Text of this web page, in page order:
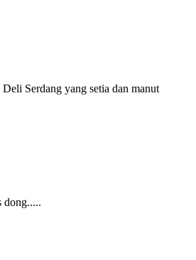
Serdang yang setia dan manut
dong.....